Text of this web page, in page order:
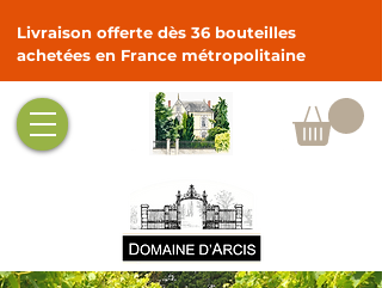
Livraison offerte dès 36 bouteilles
achetées en France métropolitaine